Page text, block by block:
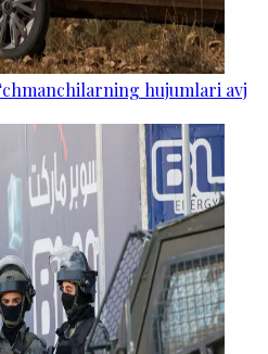
hujumlari avj